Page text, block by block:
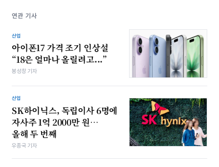
연관 기사
산업
아이폰17 가격 조기 인상설
“18은 얼마나 올릴려고...”
봉성창 기자
산업
SK하이닉스, 독립이사 6명에
자사주 1억 2000만 원…
올해 두 번째
우종국 기자